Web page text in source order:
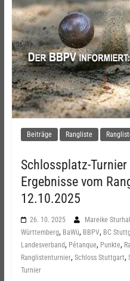
Beiträge Rangliste
Schlossplatz-
Ergebnisse vom
12.10.2025
26. 10. 2025 Mareike
Württemberg, BaWü, BBPV, BC
Landesverband, Pétanque, Punkte,
Ranglistenturnier, Schloss Stuttgart,
Turnier